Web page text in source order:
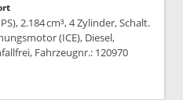
2.184 cm³, 4 Zylinder, Schalt.
(ICE), Diesel,
Fahrzeugnr.: 120970
drucken